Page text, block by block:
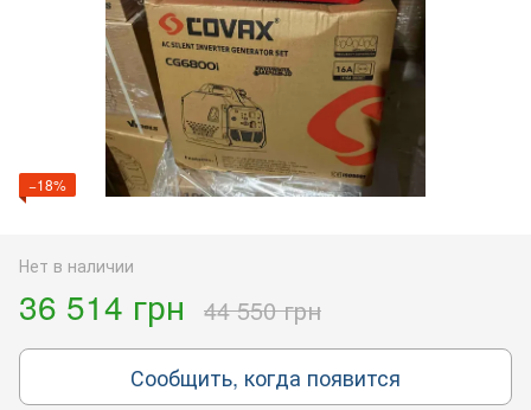
−18%
Нет в наличии
36 514 грн 44 550 грн
Сообщить, когда появится